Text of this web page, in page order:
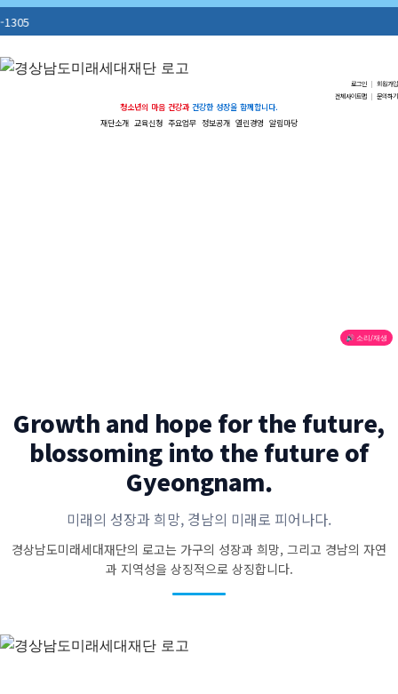
로그인 | 회원가입
전체사이트맵 | 문의하기
청소년의 마음 건강과 건강한 성장을 함께합니다.
재단소개 교육신청 주요업무 정보공개 열린경영 알림마당
🔊 소리/재생
Growth and hope for the future,
blossoming into the future of
Gyeongnam.
미래의 성장과 희망, 경남의 미래로 피어나다.
경상남도미래세대재단의 로고는 가구의 성장과 희망, 그리고 경남의 자연
과 지역성을 상징적으로 상징합니다.